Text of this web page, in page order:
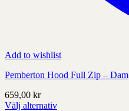
Add to wishlist
Pemberton Hood Full Zip – Dam
659,00 kr
Välj alternativ